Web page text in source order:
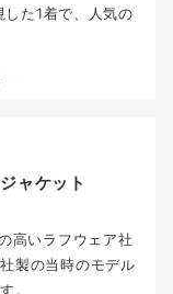
した1着で、人気の
ャケット
高いラフウェア社
製の当時のモデル
。